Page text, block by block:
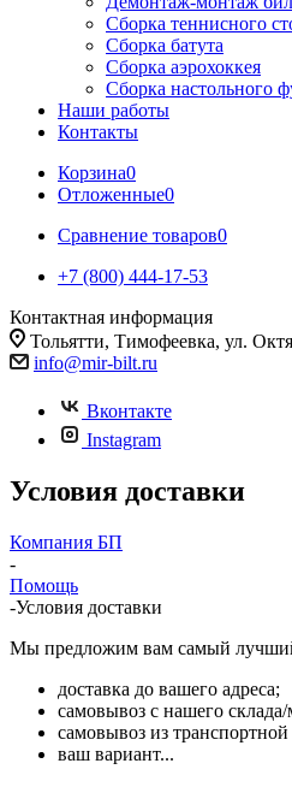
Сборка теннисного
Сборка батута
Сборка аэрохоккея
Сборка настольного
Наши работы
Контакты
Корзина0
Отложенные0
Сравнение товаров0
+7 (800) 444-17-53
Контактная информация
Тольятти, Тимофеевка, ул.
info@mir-bilt.ru
Вконтакте
Instagram
Условия доставки
Компания БП
-
Помощь
-Условия доставки
Мы предложим вам самый
доставка до вашего адреса;
самовывоз с нашего склада/
самовывоз из
ваш вариант...